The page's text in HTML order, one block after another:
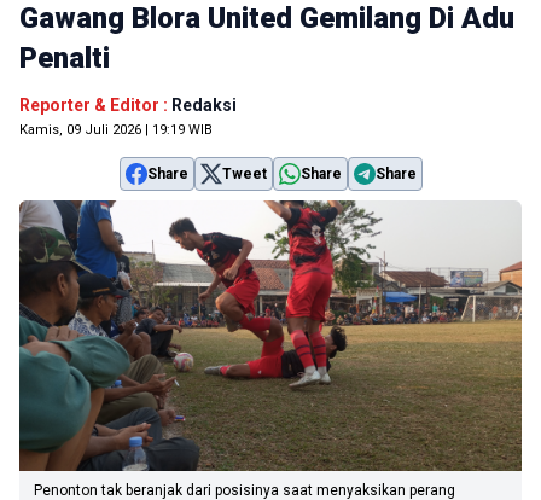
Gawang Blora United Gemilang Di Adu
Penalti
Reporter & Editor : Redaksi
Kamis, 09 Juli 2026 | 19:19 WIB
Share Tweet Share Share
Penonton tak beranjak dari posisinya saat menyaksikan perang